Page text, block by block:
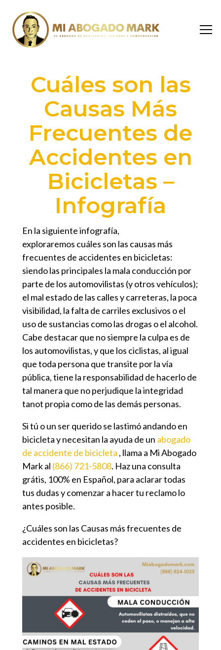
Cuáles son las
Causas Más
Frecuentes de
Accidentes en
Bicicletas –
Infografía
En la siguiente infografía,
exploraremos cuáles son las causas más
frecuentes de accidentes en bicicletas:
siendo las principales la mala conducción por
parte de los automovilistas (y otros vehículos);
el mal estado de las calles y carreteras, la poca
visibilidad, la falta de carriles exclusivos o el
uso de sustancias como las drogas o el alcohol.
Cabe destacar que no siempre la culpa es de
los automovilistas, y que los ciclistas, al igual
que toda persona que transite por la vía
pública, tiene la responsabilidad de hacerlo de
tal manera que no perjudique la integridad
tanot propia como de las demás personas.
Si tú o un ser querido se lastimó andando en
bicicleta y necesitan la ayuda de un abogado
de accidente de bicicleta , llama a Mi Abogado
Mark al (866) 721-5808. Haz una consulta
grátis, 100% en Español, para aclarar todas
tus dudas y comenzar a hacer tu reclamo lo
antes posible.
¿Cuáles son las Causas más frecuentes de
accidentes en bicicletas?